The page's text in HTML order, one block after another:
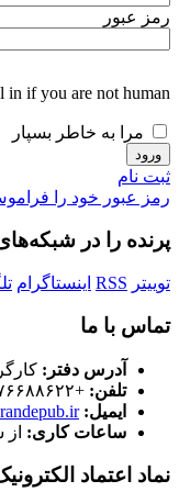
رمز عبور
if you are not human
مرا به خاطر بسپار
ثبت نام
رمز عبور خود را
پرنده را در
توییتر RSS اینستاگرام
تماس با ما
آدرس دفتر:
تلفن: +۹۸۹۳۷۶۶۸۸۶۲۲
ایمیل:
ساعات کاری: از
نماد اعتماد